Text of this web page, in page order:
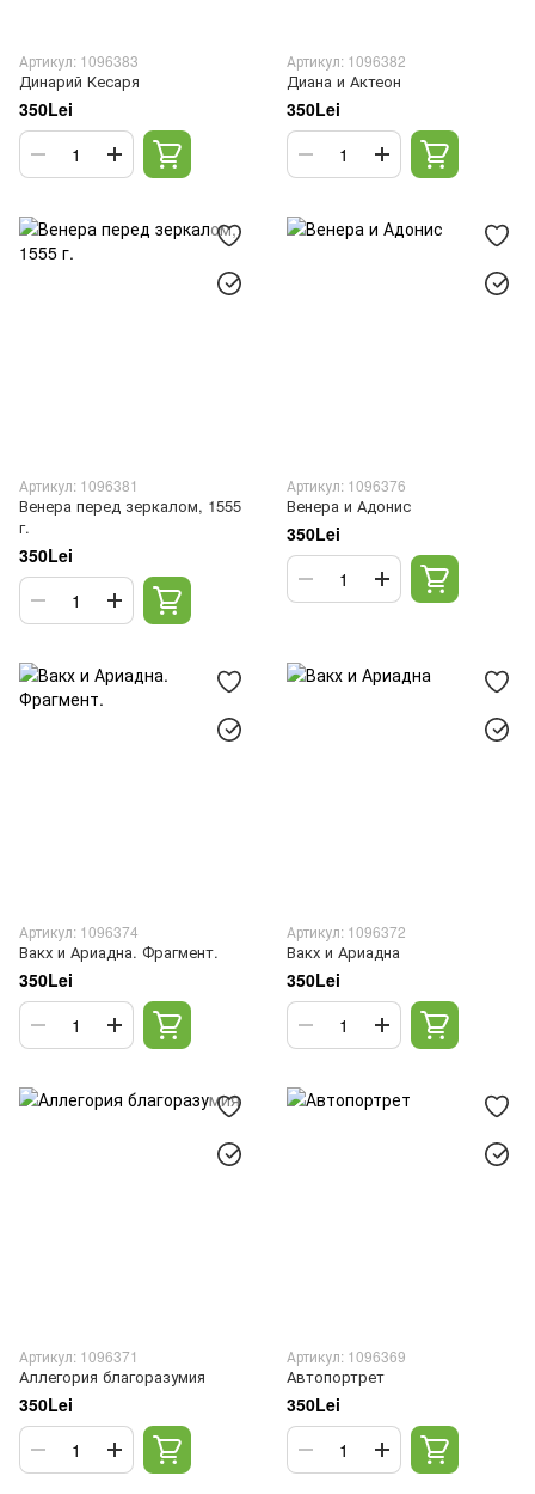
Артикул: 1096383
Динарий Кесаря
350Lei
Артикул: 1096382
Диана и Актеон
350Lei
Артикул: 1096381
Венера перед зеркалом, 1555
г.
350Lei
Артикул: 1096376
Венера и Адонис
350Lei
Артикул: 1096374
Вакх и Ариадна. Фрагмент.
350Lei
Артикул: 1096372
Вакх и Ариадна
350Lei
Артикул: 1096371
Аллегория благоразумия
350Lei
Артикул: 1096369
Автопортрет
350Lei